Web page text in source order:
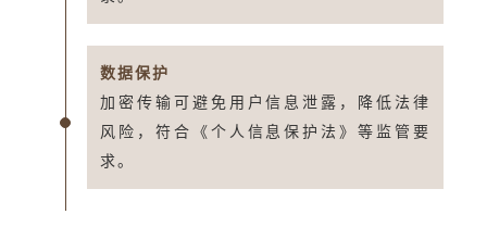
数据保护
加密传输可避免用户信息泄露，降低法律
风险，符合《个人信息保护法》等监管要
求。